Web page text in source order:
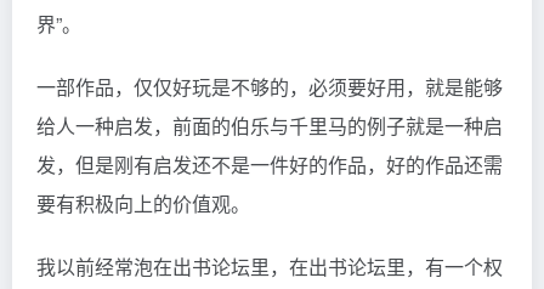
界”。
一部作品，仅仅好玩是不够的，必须要好用，就是能够
给人一种启发，前面的伯乐与千里马的例子就是一种启
发，但是刚有启发还不是一件好的作品，好的作品还需
要有积极向上的价值观。
我以前经常泡在出书论坛里，在出书论坛里，有一个权